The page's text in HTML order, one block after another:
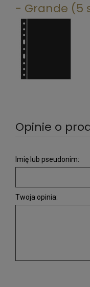
- Grande (5
Opinie o
Imię lub pseudonim:
Twoja opinia: